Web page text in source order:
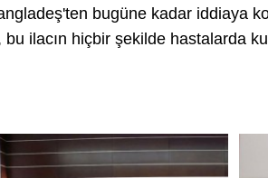
bugüne kadar iddiaya
ilacın hiçbir şekilde hastalarda